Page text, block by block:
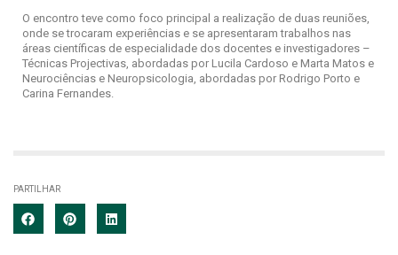
O encontro teve como foco principal a realização de duas reuniões,
onde se trocaram experiências e se apresentaram trabalhos nas
áreas científicas de especialidade dos docentes e investigadores –
Técnicas Projectivas, abordadas por Lucila Cardoso e Marta Matos e
Neurociências e Neuropsicologia, abordadas por Rodrigo Porto e
Carina Fernandes.
PARTILHAR